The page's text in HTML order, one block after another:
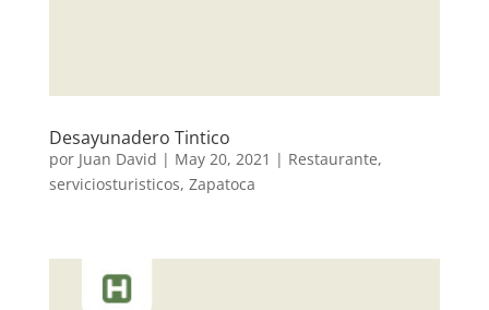
Desayunadero Tintico
por Juan David | May 20, 2021 | Restaurante,
serviciosturisticos, Zapatoca